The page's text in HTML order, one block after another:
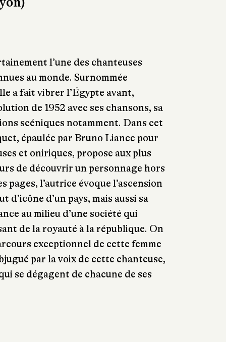
l’une des chanteuses
au monde. Surnommée
a fait vibrer l’Égypte avant,
de 1952 avec ses chansons, sa
scéniques notamment. Dans cet
épaulée par Bruno Liance pour
et oniriques, propose aux plus
de découvrir un personnage hors
pages, l’autrice évoque l’ascension
d’icône d’un pays, mais aussi sa
au milieu d’une société qui
de la royauté à la république. On
exceptionnel de cette femme
par la voix de cette chanteuse,
se dégagent de chacune de ses